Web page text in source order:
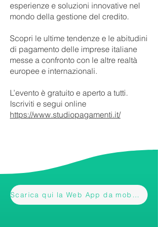
esperienze e soluzioni innovative nel
mondo della gestione del credito.
Scopri le ultime tendenze e le abitudini
di pagamento delle imprese italiane
messe a confronto con le altre realtà
europee e internazionali.
L’evento è gratuito e aperto a tutti.
Iscriviti e segui online
https://www.studiopagamenti.it/
Scarica qui la Web App da mobile